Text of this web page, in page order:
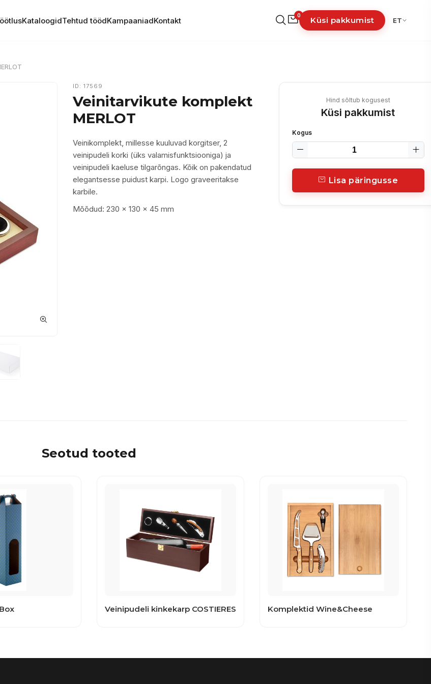
KataloogidTehtud töödKampaaniadKontakt
0
Küsi pakkumist ET
ID: 17569
Veinitarvikute komplekt
MERLOT
Veinikomplekt, millesse kuuluvad korgitser, 2
veinipudeli korki (üks valamisfunktsiooniga) ja
veinipudeli kaeluse tilgarõngas. Kõik on pakendatud
elegantsesse puidust karpi. Logo graveeritakse
karbile.
Mõõdud: 230 × 130 × 45 mm
Hind sõltub kogusest
Küsi pakkumist
Kogus
Lisa päringusse
Seotud tooted
Veinipudeli kinkekarp COSTIERES Komplektid Wine&Cheese